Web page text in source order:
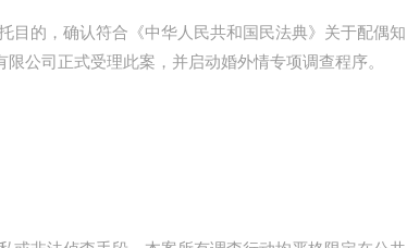
的，确认符合《中华人民共和国民法典》关于配偶知
公司正式受理此案，并启动婚外情专项调查程序。